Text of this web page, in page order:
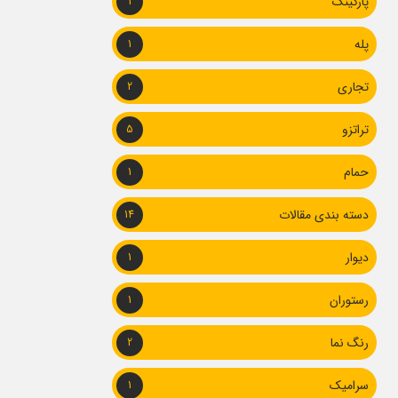
پله 1
تجاری 2
تراتزو 5
حمام 1
دسته بندی مقالات 14
دیوار 1
رستوران 1
رنگ نما 2
سرامیک 1